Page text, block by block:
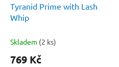
Tyranid Prime with Lash
Whip
Skladem (2 ks)
769 Kč